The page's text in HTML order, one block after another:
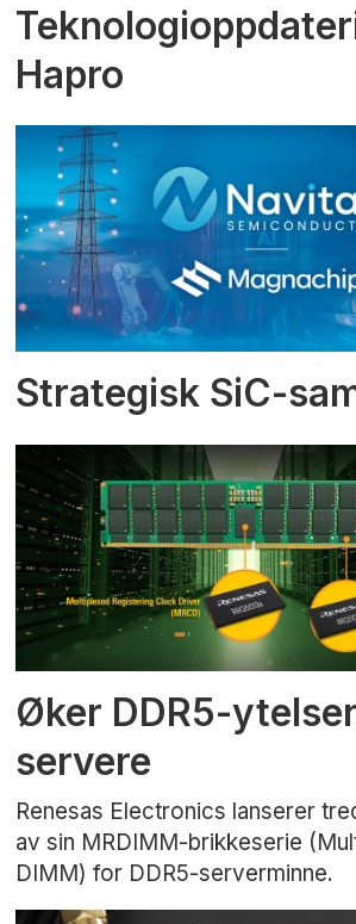
Hapro
Strategisk SiC-
Øker DDR5-
servere
Renesas Electronics lanserer
av sin MRDIMM-brikkeserie
DIMM) for DDR5-serverminne.